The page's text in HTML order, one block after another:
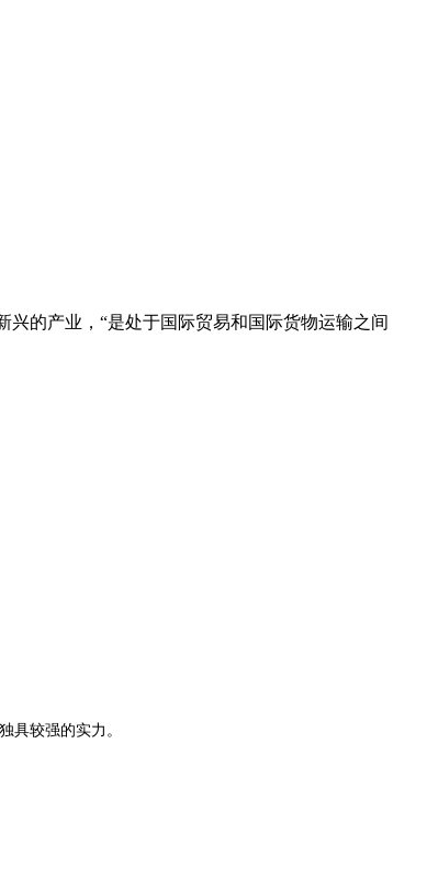
兴的产业，“是处于国际贸易和国际货物运输之间
较强的实力。